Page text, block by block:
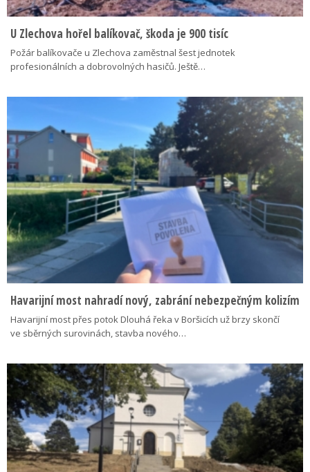
U Zlechova hořel balíkovač, škoda je 900 tisíc
Požár balíkovače u Zlechova zaměstnal šest jednotek
profesionálních a dobrovolných hasičů. Ještě…
Havarijní most nahradí nový, zabrání nebezpečným kolizím
Havarijní most přes potok Dlouhá řeka v Boršicích už brzy skončí
ve sběrných surovinách, stavba nového…